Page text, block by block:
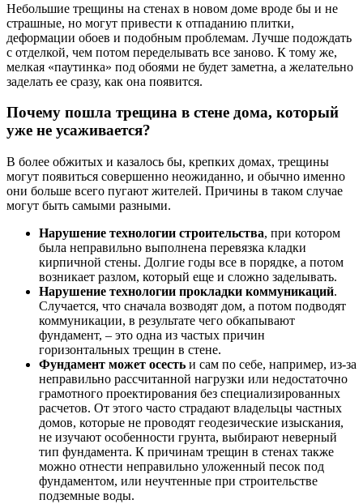
Небольшие трещины на стенах в новом доме вроде бы и не
страшные, но могут привести к отпаданию плитки,
деформации обоев и подобным проблемам. Лучше подождать
с отделкой, чем потом переделывать все заново. К тому же,
мелкая «паутинка» под обоями не будет заметна, а желательно
заделать ее сразу, как она появится.
Почему пошла трещина в стене дома, который
уже не усаживается?
В более обжитых и казалось бы, крепких домах, трещины
могут появиться совершенно неожиданно, и обычно именно
они больше всего пугают жителей. Причины в таком случае
могут быть самыми разными.
Нарушение технологии строительства, при котором
была неправильно выполнена перевязка кладки
кирпичной стены. Долгие годы все в порядке, а потом
возникает разлом, который еще и сложно заделывать.
Нарушение технологии прокладки коммуникаций.
Случается, что сначала возводят дом, а потом подводят
коммуникации, в результате чего обкапывают
фундамент, – это одна из частых причин
горизонтальных трещин в стене.
Фундамент может осесть и сам по себе, например, из-за
неправильно рассчитанной нагрузки или недостаточно
грамотного проектирования без специализированных
расчетов. От этого часто страдают владельцы частных
домов, которые не проводят геодезические изыскания,
не изучают особенности грунта, выбирают неверный
тип фундамента. К причинам трещин в стенах также
можно отнести неправильно уложенный песок под
фундаментом, или неучтенные при строительстве
подземные воды.